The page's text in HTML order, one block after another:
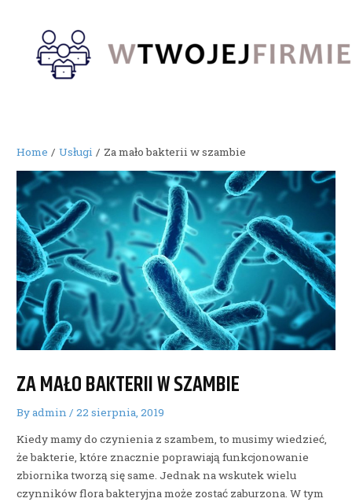
content
Home Usługi Za mało bakterii w szambie
ZA MAŁO BAKTERII W SZAMBIE
Byadmin/22 sierpnia, 2019
Kiedy mamy do czynienia z szambem, to musimy wiedzieć,
że bakterie, które znacznie poprawiają funkcjonowanie
zbiornika tworzą się same. Jednak na wskutek wielu
czynników flora bakteryjna może zostać zaburzona. W tym